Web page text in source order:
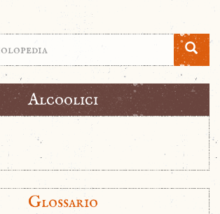
Alcoolici
Glossario